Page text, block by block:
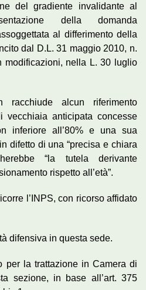
del gradiente invalidante al
della domanda
al differimento della
dal D.L. 31 maggio 2010, n.
modificazioni, nella L. 30 luglio
alcun riferimento
vecchiaia anticipata concesse
inferiore all’80% e una sua
difetto di una “precisa e chiara
“la tutela derivante
rispetto all’età”.
l’INPS, con ricorso affidato
difensiva in questa sede.
per la trattazione in Camera di
sezione, in base all’art. 375